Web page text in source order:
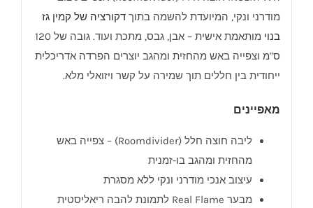
מודרני ונקי, המיועדת להשמה בתוך דקורציה של קמין גז
בנוי
מותאמת אישית – אבן, גבס, מתכת ועוד. גובה של 120
ס"מ וצפייה באש מהחזית ומהגב יוצרים הפרדה אדריכלית
ייחודית בין חללים תוך שמירה על קשר ויזואלי מלא.
מאפיינים
ליבה חוצה חלל (Roomdivider) – צפייה באש
מהחזית ומהגב בו-זמנית
עיצוב אנכי מודרני ונקי ללא מסגרת
מבער Real Flame לתמונת להבה ריאליסטית